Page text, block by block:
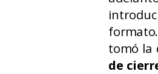
tomó la
de